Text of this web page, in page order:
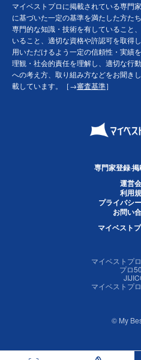
マイベストプロに掲載されている専門
に基づいた一定の基準を満たした方た
専門的な知識・技術を有していること
いること、適切な資格や許認可を取得
用いただけるよう一定の信頼性・実績
理観・社会的責任を理解し、適切な行
への考え方、取り組み方などをお聞き
載しています。［→審査基準］
専門家登録·
運営
利用
プライバシ
お問い
マイベスト
マイベストプ
プロ
マイベストプ
© My